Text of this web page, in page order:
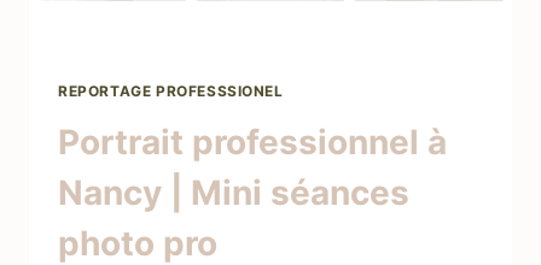
REPORTAGE PROFESSSIONEL
Portrait professionnel à
Nancy | Mini séances
photo pro